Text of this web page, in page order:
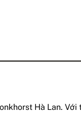
Hà Lan.